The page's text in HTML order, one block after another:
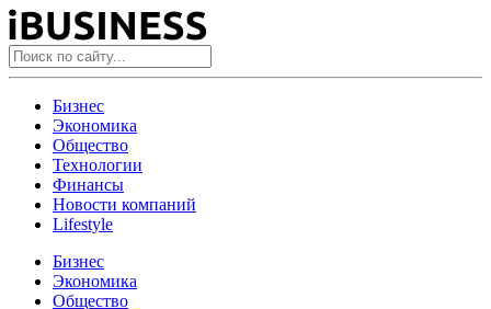
Бизнес
Экономика
Общество
Технологии
Финансы
Новости компаний
Lifestyle
Бизнес
Экономика
Общество